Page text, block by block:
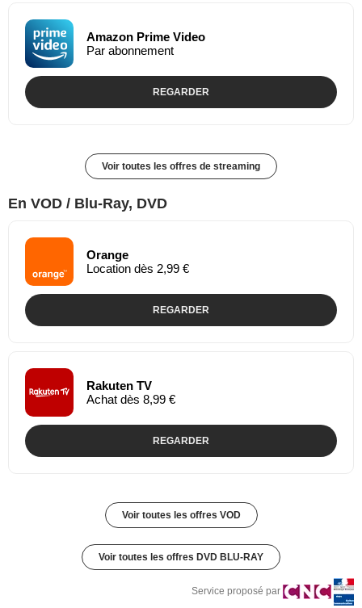
Amazon Prime Video
Par abonnement
REGARDER
Voir toutes les offres de streaming
En VOD / Blu-Ray, DVD
Orange
Location dès 2,99 €
REGARDER
Rakuten TV
Achat dès 8,99 €
REGARDER
Voir toutes les offres VOD
Voir toutes les offres DVD BLU-RAY
Service proposé par